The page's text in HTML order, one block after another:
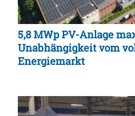
5,8 MWp PV-Anlage
Unabhängigkeit vom
Energiemarkt